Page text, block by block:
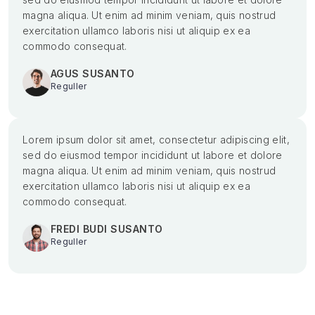
magna aliqua. Ut enim ad minim veniam, quis nostrud
exercitation ullamco laboris nisi ut aliquip ex ea
commodo consequat.
AGUS SUSANTO
Reguller
Lorem ipsum dolor sit amet, consectetur adipiscing elit,
sed do eiusmod tempor incididunt ut labore et dolore
magna aliqua. Ut enim ad minim veniam, quis nostrud
exercitation ullamco laboris nisi ut aliquip ex ea
commodo consequat.
FREDI BUDI SUSANTO
Reguller